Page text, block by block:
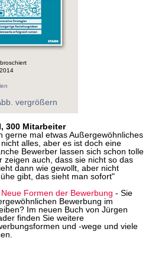
vergrößern
300 Mitarbeiter
gerne mal etwas Außergewöhnliches
alles, aber es ist doch eine
Bewerber lassen sich schon tolle
zeigen auch, dass sie nicht so das
dann wie gewollt, aber nicht
gibt, das sieht man sofort"
Neue Formen der Bewerbung - Sie
Bewerbung im
Im neuen Buch von Jürgen
finden Sie weitere
und -wege und viele